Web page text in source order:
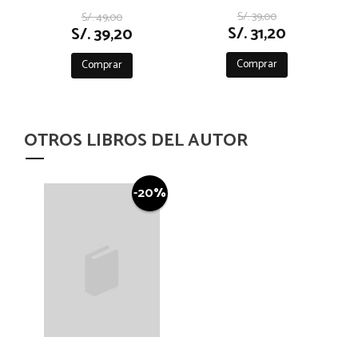
S/. 49,00
S/. 39,20
Comprar
S/. 39,00
S/. 31,20
Comprar
OTROS LIBROS DEL AUTOR
-20%